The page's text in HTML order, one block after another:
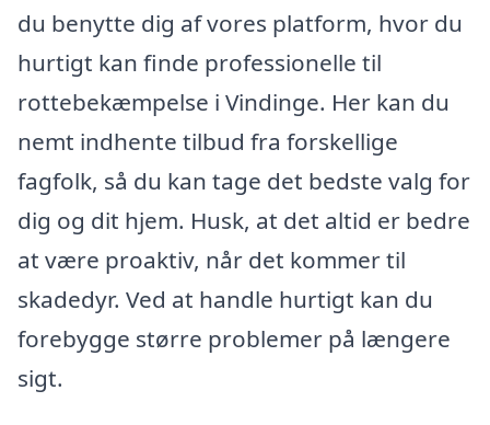
du benytte dig af vores platform, hvor du
hurtigt kan finde professionelle til
rottebekæmpelse i Vindinge. Her kan du
nemt indhente tilbud fra forskellige
fagfolk, så du kan tage det bedste valg for
dig og dit hjem. Husk, at det altid er bedre
at være proaktiv, når det kommer til
skadedyr. Ved at handle hurtigt kan du
forebygge større problemer på længere
sigt.